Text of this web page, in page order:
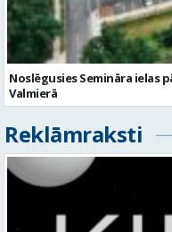
Reklāmraksti